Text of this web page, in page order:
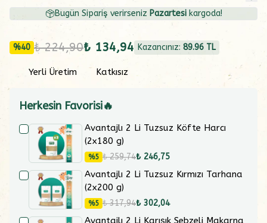
Bugün Sipariş verirseniz Pazartesi kargoda!
%40 ₺ 224,90₺ 134,94 Kazancınız: 89.96 TL
Yerli Üretim Katkısız
Herkesin Favorisi🔥
Avantajlı 2 Li Tuzsuz Köfte Harcı
(2x180 g)
%5 ₺ 259,74₺ 246,75
Avantajlı 2 Li Tuzsuz Kırmızı Tarhana
(2x200 g)
%5 ₺ 317,94₺ 302,04
Avantajlı 2 Li Karışık Sebzeli Makarna